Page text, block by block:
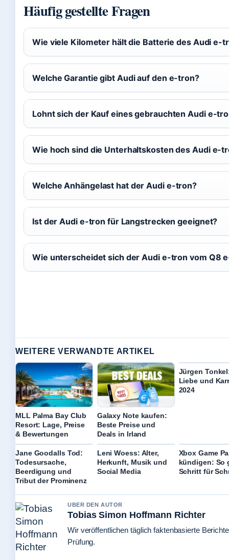
Häufig gestellte Fragen
Wie viele Kilometer hält die Batterie des Audi e-
Welche Garantie gibt Audi auf den e-tron?
Lohnt sich der Kauf eines gebrauchten Audi e-
Wie hoch sind die Unterhaltskosten des Audi e-
Welche Anhängelast hat der Audi e-tron?
Ist der Audi e-tron für Langstrecken geeignet?
Wie unterscheidet sich der Audi e-tron vom Q8
WEITERE VERWANDTE ARTIKEL
MLL Palma Bay Club
Resort: Lage, Preise
& Bewertungen
Galaxy Note kaufen:
Beste Preise und
Deals in Irland
Jürgen
Liebe und
2024
Jane Goodalls Tod:
Todesursache,
Beerdigung und
Tribut der Prominenz
Leni Woess: Alter,
Herkunft, Musik und
Social Media
Xbox Game
kündigen: So
Schritt für
UBER DEN AUTOR
Tobias Simon Hoffmann Richter
Wir veröffentlichen täglich faktenbasierte
Prüfung.